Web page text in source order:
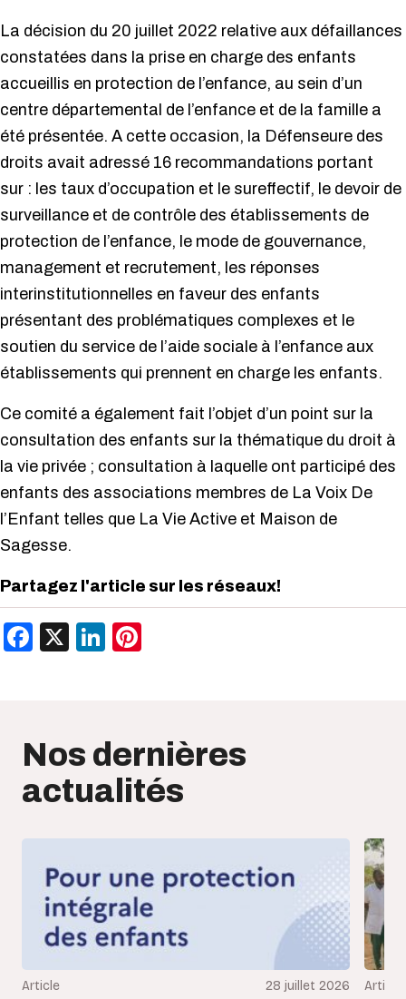
La décision du 20 juillet 2022 relative aux défaillances
constatées dans la prise en charge des enfants
accueillis en protection de l’enfance, au sein d’un
centre départemental de l’enfance et de la famille a
été présentée. A cette occasion, la Défenseure des
droits avait adressé 16 recommandations portant
sur : les taux d’occupation et le sureffectif, le devoir de
surveillance et de contrôle des établissements de
protection de l’enfance, le mode de gouvernance,
management et recrutement, les réponses
interinstitutionnelles en faveur des enfants
présentant des problématiques complexes et le
soutien du service de l’aide sociale à l’enfance aux
établissements qui prennent en charge les enfants.
Ce comité a également fait l’objet d’un point sur la
consultation des enfants sur la thématique du droit à
la vie privée ; consultation à laquelle ont participé des
enfants des associations membres de La Voix De
l’Enfant telles que La Vie Active et Maison de
Sagesse.
Partagez l'article sur les réseaux!
Facebook
X LinkedIn
Nos dernières
actualités
Article 28 juillet 2026 Article